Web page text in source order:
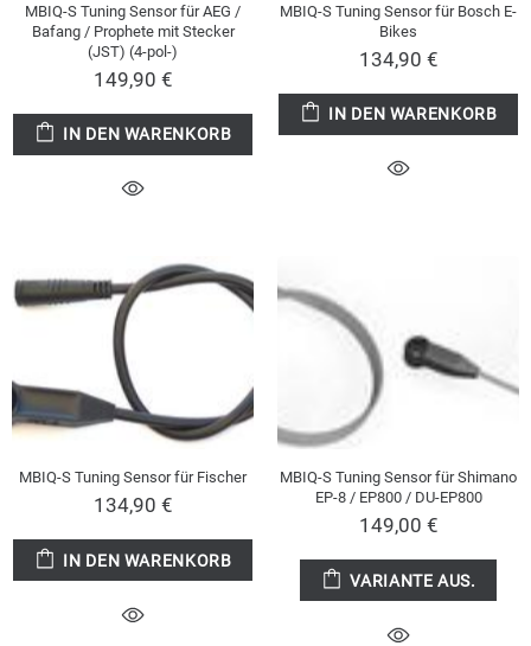
MBIQ-S Tuning Sensor für AEG /
Bafang / Prophete mit Stecker
(JST) (4-pol-)
149,90 €
IN DEN WARENKORB
MBIQ-S Tuning Sensor für Bosch E-
Bikes
134,90 €
IN DEN WARENKORB
MBIQ-S Tuning Sensor für Fischer
134,90 €
IN DEN WARENKORB
MBIQ-S Tuning Sensor für Shimano
EP-8 / EP800 / DU-EP800
149,00 €
VARIANTE AUS.